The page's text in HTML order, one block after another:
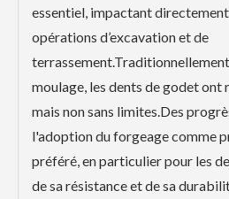
essentiel, impactant
opérations d’excavation et de
moulage, les dents de godet
mais non sans limites.Des
l'adoption du forgeage comme
préféré, en particulier pour les
de sa résistance et de sa